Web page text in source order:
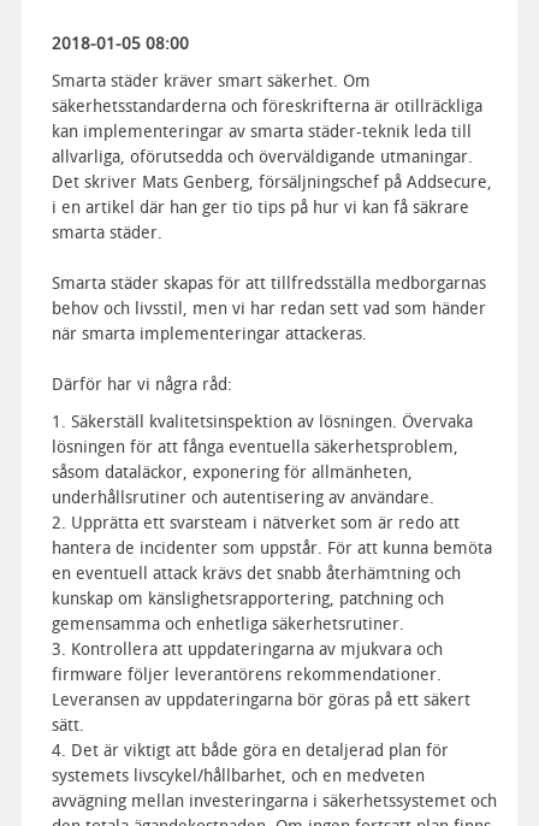
2018-01-05 08:00
Smarta städer kräver smart säkerhet. Om
säkerhetsstandarderna och föreskrifterna är otillräckliga
kan implementeringar av smarta städer-teknik leda till
allvarliga, oförutsedda och överväldigande utmaningar.
Det skriver Mats Genberg, försäljningschef på Addsecure,
i en artikel där han ger tio tips på hur vi kan få säkrare
smarta städer.
Smarta städer skapas för att tillfredsställa medborgarnas
behov och livsstil, men vi har redan sett vad som händer
när smarta implementeringar attackeras.
Därför har vi några råd:
1. Säkerställ kvalitetsinspektion av lösningen. Övervaka
lösningen för att fånga eventuella säkerhetsproblem,
såsom dataläckor, exponering för allmänheten,
underhållsrutiner och autentisering av användare.
2. Upprätta ett svarsteam i nätverket som är redo att
hantera de incidenter som uppstår. För att kunna bemöta
en eventuell attack krävs det snabb återhämtning och
kunskap om känslighetsrapportering, patchning och
gemensamma och enhetliga säkerhetsrutiner.
3. Kontrollera att uppdateringarna av mjukvara och
firmware följer leverantörens rekommendationer.
Leveransen av uppdateringarna bör göras på ett säkert
sätt.
4. Det är viktigt att både göra en detaljerad plan för
systemets livscykel/hållbarhet, och en medveten
avvägning mellan investeringarna i säkerhetssystemet och